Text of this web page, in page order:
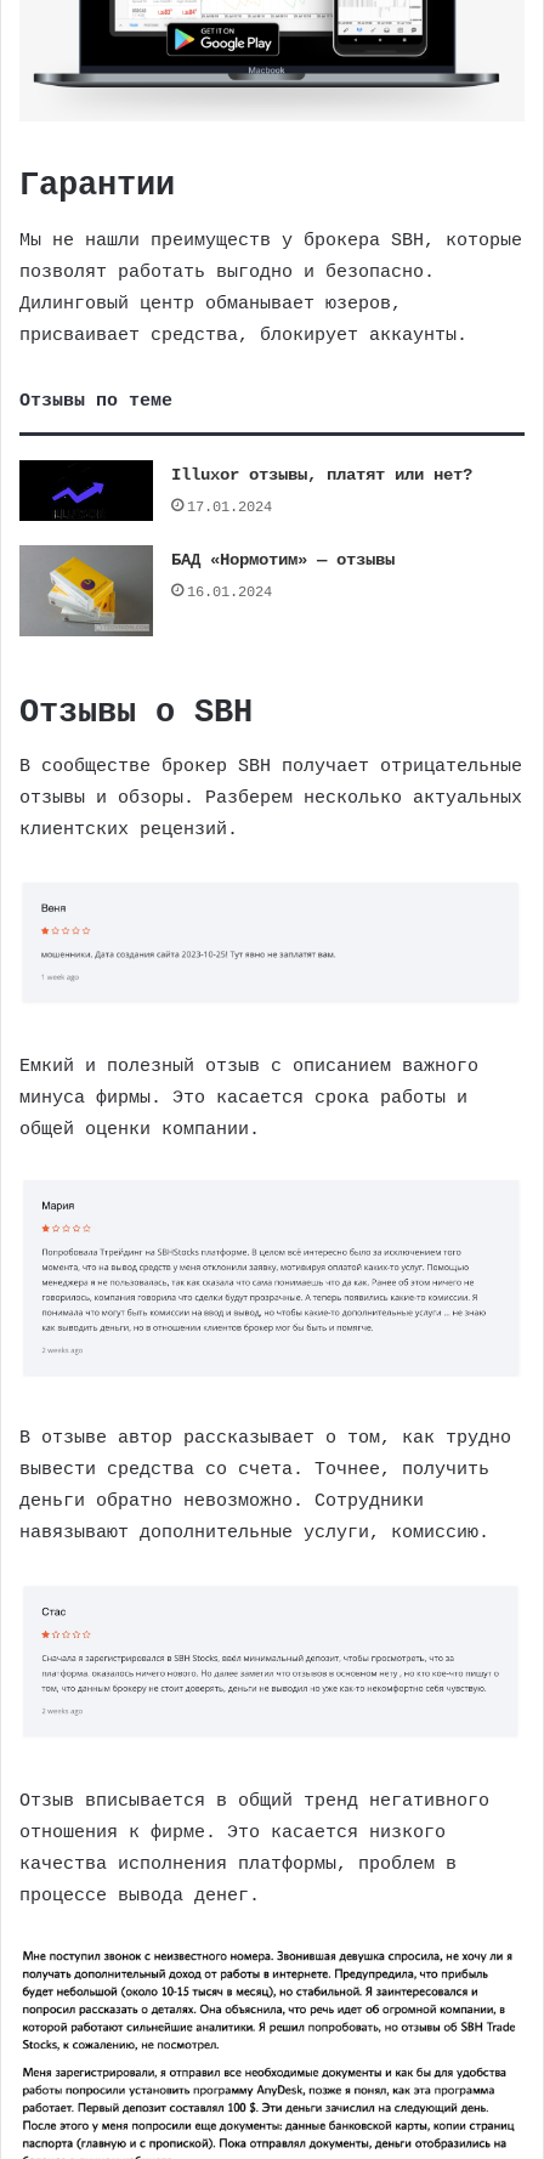
Гарантии
Мы не нашли преимуществ у брокера SBH, которые
позволят работать выгодно и безопасно.
Дилинговый центр обманывает юзеров,
присваивает средства, блокирует аккаунты.
Отзывы по теме
Illuxor отзывы, платят или нет?
17.01.2024
БАД «Нормотим» — отзывы
16.01.2024
Отзывы о SBH
В сообществе брокер SBH получает отрицательные
отзывы и обзоры. Разберем несколько актуальных
клиентских рецензий.
Емкий и полезный отзыв с описанием важного
минуса фирмы. Это касается срока работы и
общей оценки компании.
В отзыве автор рассказывает о том, как трудно
вывести средства со счета. Точнее, получить
деньги обратно невозможно. Сотрудники
навязывают дополнительные услуги, комиссию.
Отзыв вписывается в общий тренд негативного
отношения к фирме. Это касается низкого
качества исполнения платформы, проблем в
процессе вывода денег.